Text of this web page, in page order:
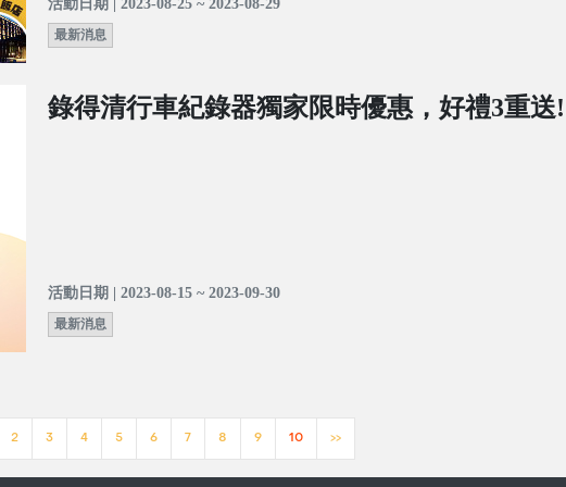
活動日期 | 2023-08-25 ~ 2023-08-29
最新消息
錄得清行車紀錄器獨家限時優惠，好禮3重送!
活動日期 | 2023-08-15 ~ 2023-09-30
最新消息
2 3 4 5 6 7 8 9 10 >>